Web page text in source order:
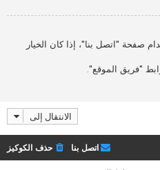
صفحة "اتصل بنا"، إذا كان الخيار
"فريق الموقع".
الانتقال إلى
حذف الكوكيز اتصل بنا